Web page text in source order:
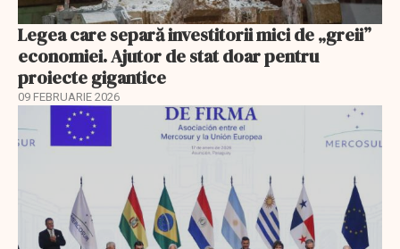
Legea care separă investitorii mici de „greii”
economiei. Ajutor de stat doar pentru
proiecte gigantice
09 FEBRUARIE 2026